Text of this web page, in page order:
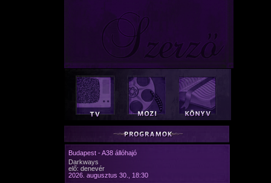
Budapest - A38 állóhajó
Darkways
elő: denevér
2026. augusztus 30., 18:30